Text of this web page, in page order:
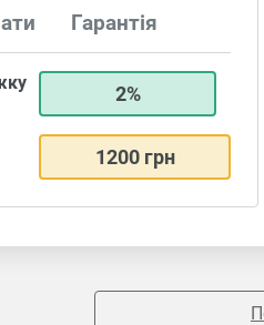
Гарантія
2%
1200 грн